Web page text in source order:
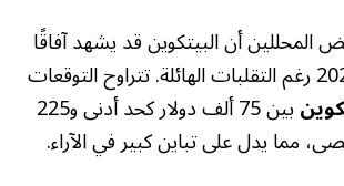
أن البيتكوين قد يشهد آفاقًا
جديدة في عام 2026 رغم التقلبات الهائلة. تتراوح التوقعات
بين 75 ألف دولار كحد أدنى و225
مما يدل على تباين كبير في الآراء.